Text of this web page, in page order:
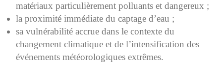
matériaux particulièrement polluants et dangereux ;
la proximité immédiate du captage d’eau ;
sa vulnérabilité accrue dans le contexte du
changement climatique et de l’intensification des
événements météorologiques extrêmes.